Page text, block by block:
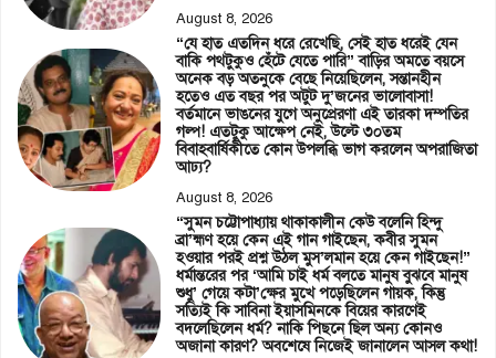
August 8, 2026
“যে হাত এতদিন ধরে রেখেছি, সেই হাত ধরেই যেন
বাকি পথটুকুও হেঁটে যেতে পারি” বাড়ির অমতে বয়সে
অনেক বড় অতনুকে বেছে নিয়েছিলেন, সন্তানহীন
হতেও এত বছর পর অটুট দু’জনের ভালোবাসা!
বর্তমানে ভাঙনের যুগে অনুপ্রেরণা এই তারকা দম্পতির
গল্প! এতটুকু আক্ষেপ নেই, উল্টে ৩০তম
বিবাহবার্ষিকীতে কোন উপলব্ধি ভাগ করলেন অপরাজিতা
আঢ্য?
August 8, 2026
“সুমন চট্টোপাধ্যায় থাকাকালীন কেউ বলেনি হিন্দু
ব্রা’হ্মণ হয়ে কেন এই গান গাইছেন, কবীর সুমন
হওয়ার পরই প্রশ্ন উঠল মুস’লমান হয়ে কেন গাইছেন!”
ধর্মান্তরের পর ‘আমি চাই ধর্ম বলতে মানুষ বুঝবে মানুষ
শুধু’ গেয়ে কটা’ক্ষের মুখে পড়েছিলেন গায়ক, কিন্তু
সত্যিই কি সাবিনা ইয়াসমিনকে বিয়ের কারণেই
বদলেছিলেন ধর্ম? নাকি পিছনে ছিল অন্য কোনও
অজানা কারণ? অবশেষে নিজেই জানালেন আসল কথা!